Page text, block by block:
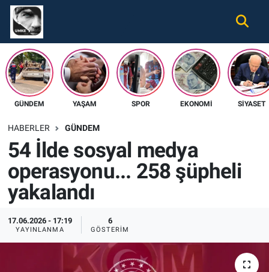
GÜNDEM YAŞAM SPOR EKONOMI SIYASET
HABERLER GÜNDEM
54 İlde sosyal medya
operasyonu... 258 şüpheli
yakalandı
17.06.2026 - 17:19
YAYINLANMA
6
GÖSTERIM
Gündem
Ekonomi
Spor
Magazin
Tüm Haberler
İletişim
Künye
Nöbetçi Eczaneler
Hava Durumu
Namaz Vakitleri
Trafik Durumu
Süper Lig Puan Durumu ve Fikstür
Tüm Manşetler
Son Dakika Haberleri
Haber Arşivi